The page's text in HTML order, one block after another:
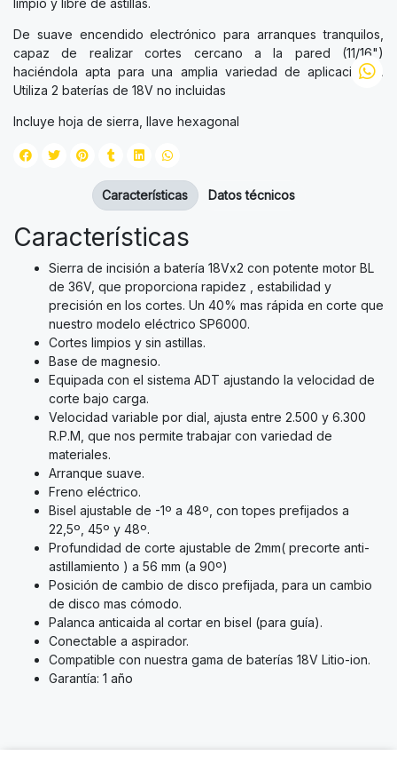
limpio y libre de astillas.
De suave encendido electrónico para arranques tranquilos,
capaz de realizar cortes cercano a la pared (11/16")
haciéndola apta para una amplia variedad de aplicaciones.
Utiliza 2 baterías de 18V no incluidas
Incluye hoja de sierra, llave hexagonal
Características
Sierra de incisión a batería 18Vx2 con potente motor BL
de 36V, que proporciona rapidez , estabilidad y
precisión en los cortes. Un 40% mas rápida en corte que
nuestro modelo eléctrico SP6000.
Cortes limpios y sin astillas.
Base de magnesio.
Equipada con el sistema ADT ajustando la velocidad de
corte bajo carga.
Velocidad variable por dial, ajusta entre 2.500 y 6.300
R.P.M, que nos permite trabajar con variedad de
materiales.
Arranque suave.
Freno eléctrico.
Bisel ajustable de -1º a 48º, con topes prefijados a
22,5º, 45º y 48º.
Profundidad de corte ajustable de 2mm( precorte anti-
astillamiento ) a 56 mm (a 90º)
Posición de cambio de disco prefijada, para un cambio
de disco mas cómodo.
Palanca anticaida al cortar en bisel (para guía).
Conectable a aspirador.
Compatible con nuestra gama de baterías 18V Litio-ion.
Garantía: 1 año
Características Datos técnicos